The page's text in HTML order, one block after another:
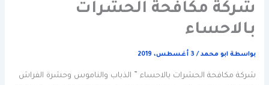
شركة مكافحة الحشرات
بالاحساء
بواسطة ابو محمد/ 3 أغسطس، 2019
شركة مكافحة الحشرات بالاحساء ” الذباب والناموس وحشرة الفراش